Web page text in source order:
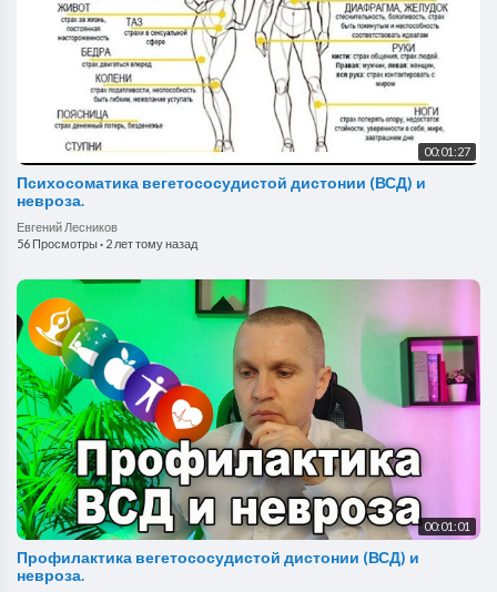
00:01:27
Психосоматика вегетососудистой дистонии (ВСД) и
невроза.
Евгений Лесников
56 Просмотры· 2 лет тому назад
00:01:01
Профилактика вегетососудистой дистонии (ВСД) и
невроза.